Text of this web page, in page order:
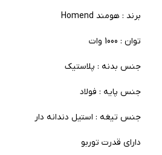
برند : هومند Homend
توان : 1000 وات
جنس بدنه : پلاستیک
جنس پایه : فولاد
جنس تیغه : استیل دندانه دار
دارای قدرت توربو